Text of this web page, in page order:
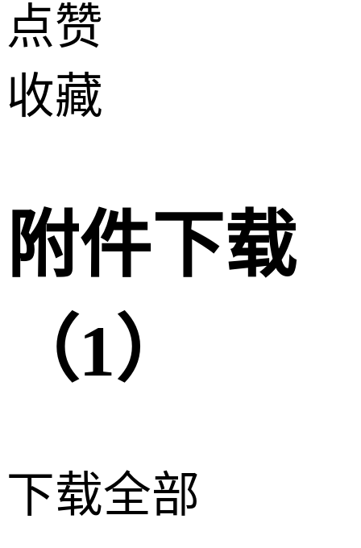
点赞
收藏
附件下载
（1）
下载全部